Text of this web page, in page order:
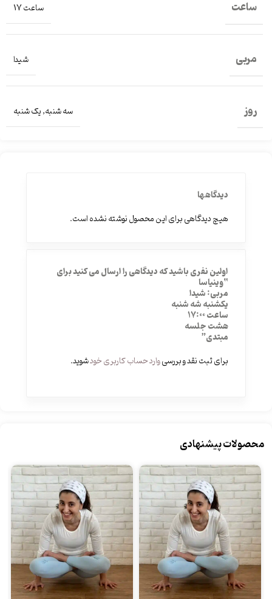
ساعت ساعت 17
مربی شیدا
روز سه شنبه,یک شنبه
دیدگاهها
هیچ دیدگاهی برای این محصول نوشته نشده است.
اولین نفری باشید که دیدگاهی را ارسال می کنید برای
“وینیاسا
مربی: شیدا
یکشنبه شه شنبه
ساعت 17:00
هشت جلسه
مبتدی”
برای ثبت نقد و بررسیوارد حساب کاربری خودشوید.
محصولات پیشنهادی